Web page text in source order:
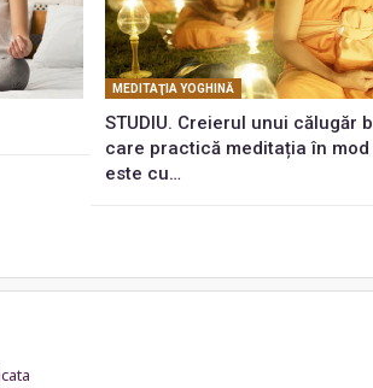
MEDITAŢIA YOGHINĂ
STUDIU. Creierul unui călugăr
care practică meditația în
este cu…